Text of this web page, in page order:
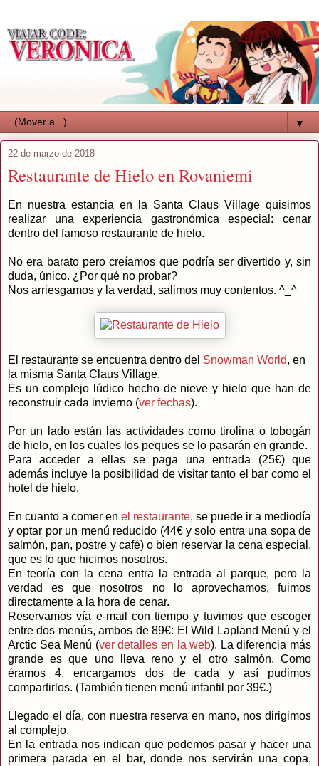
▼
22 de marzo de 2018
Restaurante de Hielo en Rovaniemi
En nuestra estancia en la Santa Claus Village quisimos
realizar una experiencia gastronómica especial: cenar
dentro del famoso restaurante de hielo.
No era barato pero creíamos que podría ser divertido y, sin
duda, único. ¿Por qué no probar?
Nos arriesgamos y la verdad, salimos muy contentos. ^_^
El restaurante se encuentra dentro del Snowman World, en
la misma Santa Claus Village.
Es un complejo lúdico hecho de nieve y hielo que han de
reconstruir cada invierno (ver fechas).
Por un lado están las actividades como tirolina o tobogán
de hielo, en los cuales los peques se lo pasarán en grande.
Para acceder a ellas se paga una entrada (25€) que
además incluye la posibilidad de visitar tanto el bar como el
hotel de hielo.
En cuanto a comer en el restaurante, se puede ir a mediodía
y optar por un menú reducido (44€ y solo entra una sopa de
salmón, pan, postre y café) o bien reservar la cena especial,
que es lo que hicimos nosotros.
En teoría con la cena entra la entrada al parque, pero la
verdad es que nosotros no lo aprovechamos, fuimos
directamente a la hora de cenar.
Reservamos vía e-mail con tiempo y tuvimos que escoger
entre dos menús, ambos de 89€: El Wild Lapland Menú y el
Arctic Sea Menú (ver detalles en la web). La diferencia más
grande es que uno lleva reno y el otro salmón. Como
éramos 4, encargamos dos de cada y así pudimos
compartirlos. (También tienen menú infantil por 39€.)
Llegado el día, con nuestra reserva en mano, nos dirigimos
al complejo.
En la entrada nos indican que podemos pasar y hacer una
primera parada en el bar, donde nos servirán una copa,